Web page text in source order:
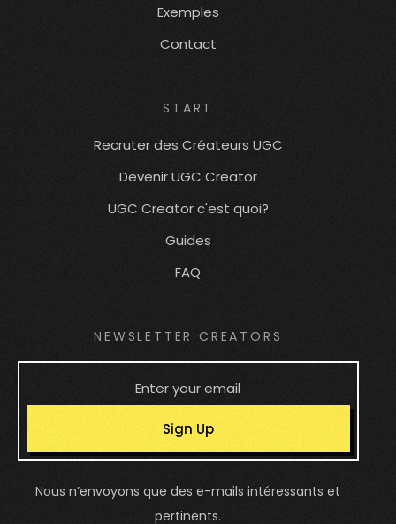
Exemples
Contact
START
Recruter des Créateurs UGC
Devenir UGC Creator
UGC Creator c'est quoi?
Guides
FAQ
NEWSLETTER CREATORS
Sign Up
Nous n’envoyons que des e-mails intéressants et
pertinents.